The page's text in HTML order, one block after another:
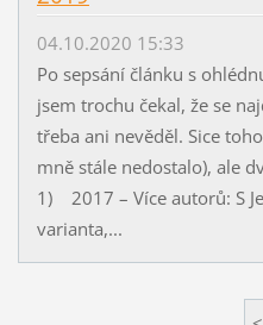
04.10.2020 15:33
Po sepsání článku s
jsem trochu čekal, že se
třeba ani nevěděl. Sice
mně stále nedostalo), ale
1) 2017 – Více autorů: S
varianta,...